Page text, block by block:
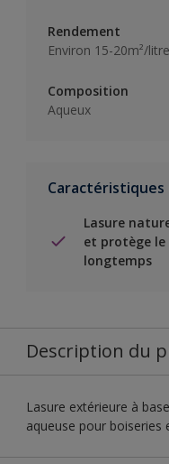
Rendement
Environ 15-20m²/litre
Composition
Aqueux
Lasure
et protège
longtemps
Description du
Lasure extérieure à
aqueuse pour boiseries